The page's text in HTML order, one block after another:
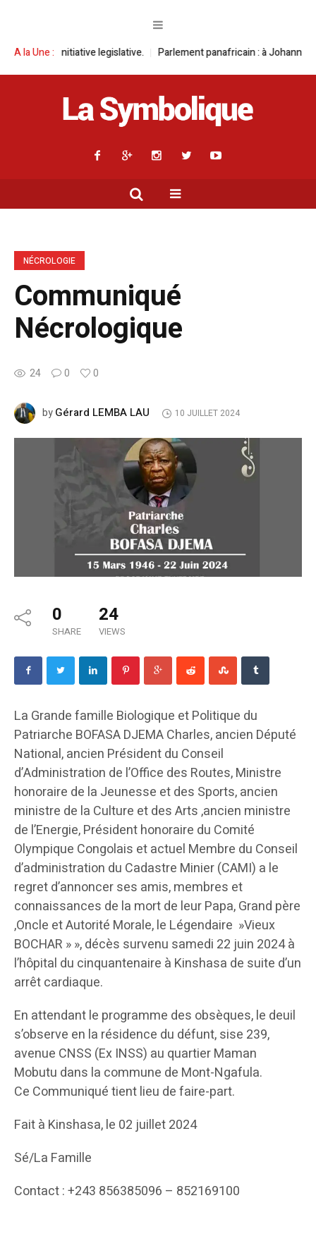
A la Une :legislative. Parlement panafricain : à Johannesburg, Aimé
NÉCROLOGIE
Communiqué
Nécrologique
24 0 0
byGérard LEMBA LAU 10 JUILLET 2024
0
SHARE
24
VIEWS
La Grande famille Biologique et Politique du
Patriarche BOFASA DJEMA Charles, ancien Député
National, ancien Président du Conseil
d’Administration de l’Office des Routes, Ministre
honoraire de la Jeunesse et des Sports, ancien
ministre de la Culture et des Arts ,ancien ministre
de l’Energie, Président honoraire du Comité
Olympique Congolais et actuel Membre du Conseil
d’administration du Cadastre Minier (CAMI) a le
regret d’annoncer ses amis, membres et
connaissances de la mort de leur Papa, Grand père
,Oncle et Autorité Morale, le Légendaire »Vieux
BOCHAR » », décès survenu samedi 22 juin 2024 à
l’hôpital du cinquantenaire à Kinshasa de suite d’un
arrêt cardiaque.
En attendant le programme des obsèques, le deuil
s’observe en la résidence du défunt, sise 239,
avenue CNSS (Ex INSS) au quartier Maman
Mobutu dans la commune de Mont-Ngafula.
Ce Communiqué tient lieu de faire-part.
Fait à Kinshasa, le 02 juillet 2024
Sé/La Famille
Contact : +243 856385096 – 852169100